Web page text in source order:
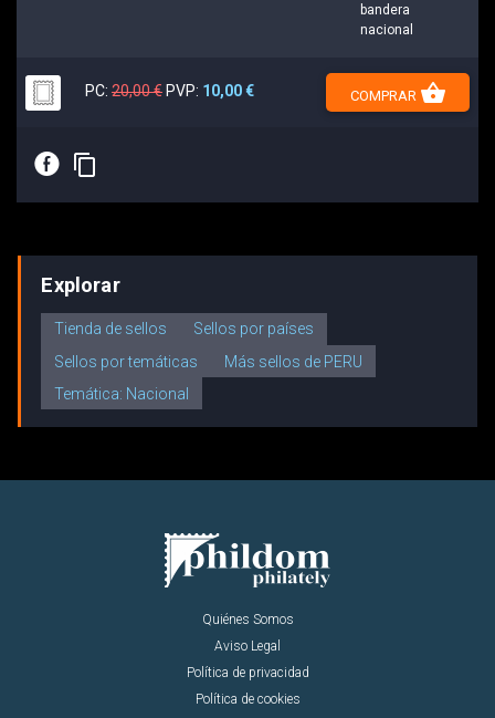
bandera
nacional
PC: 20,00 € PVP: 10,00 € COMPRAR shopping_basket
E content_copy
Explorar
Tienda de sellos
Sellos por países
Sellos por temáticas
Más sellos de PERU
Temática: Nacional
Quiénes Somos
Aviso Legal
Política de privacidad
Política de cookies